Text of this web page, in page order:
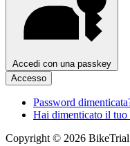
Accedi con una passkey
Accesso
Password
Hai dimenticato il tuo
Copyright © 2026